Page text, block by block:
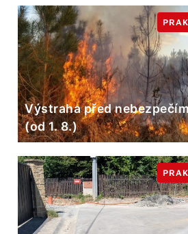
Výstraha před
(od 1. 8.)